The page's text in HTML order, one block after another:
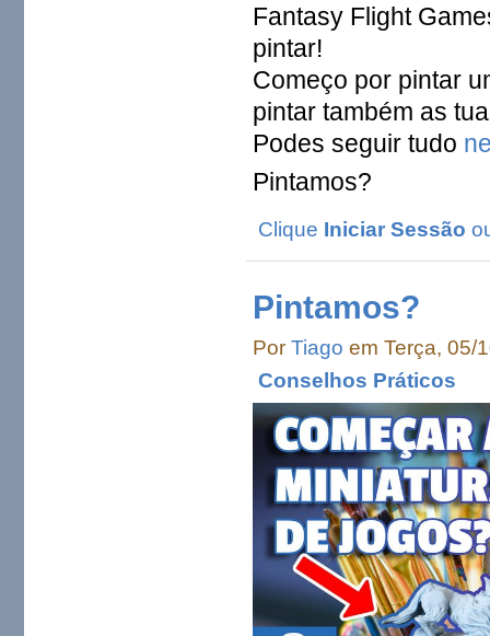
Fantasy Flight
pintar!
Começo por pintar
pintar também as
Podes seguir tudo
Pintamos?
Clique Iniciar Sessão
Pintamos?
PorTiago em Terça, 05/
Conselhos Práticos